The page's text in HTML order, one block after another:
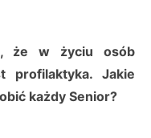
że w życiu osób
profilaktyka. Jakie
każdy Senior?